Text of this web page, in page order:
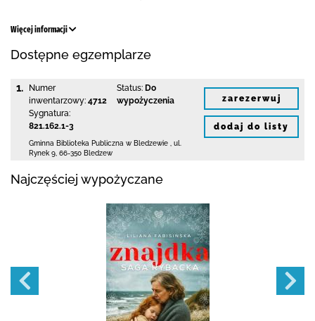
Więcej informacji
Dostępne egzemplarze
1.
Numer
inwentarzowy: 4712
Sygnatura:
821.162.1-3
Status: Do
wypożyczenia
Gminna Biblioteka Publiczna w Bledzewie
ul.
Rynek 9 66-350 Bledzew
zarezerwuj
dodaj do listy
Najczęściej wypożyczane